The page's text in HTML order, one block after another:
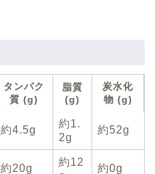
タンパク
質 (g)
脂質
(g)
炭水化
物 (g)
約4.5g
約1.
2g
約52g
約20g
約12
約0g